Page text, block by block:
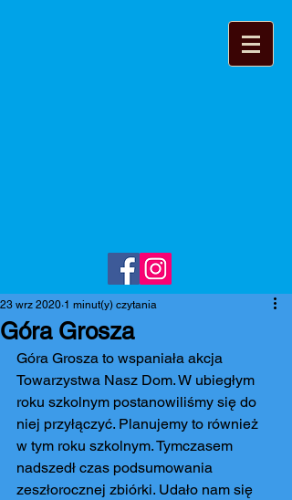
Góra Grosza
23 wrz 2020 1 minut(y) czytania
Góra Grosza to wspaniała akcja
Towarzystwa Nasz Dom. W ubiegłym
roku szkolnym postanowiliśmy się do
niej przyłączyć. Planujemy to również
w tym roku szkolnym. Tymczasem
nadszedł czas podsumowania
zeszłorocznej zbiórki. Udało nam się